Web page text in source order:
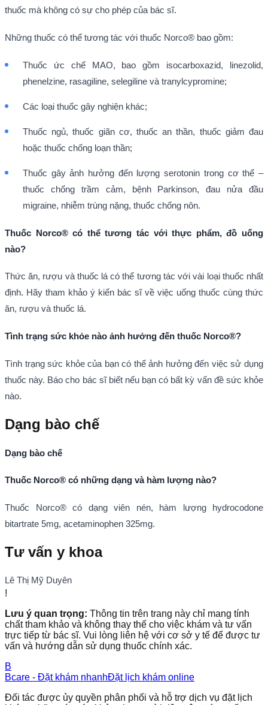
thuốc mà không có sự cho phép của bác sĩ.
Những thuốc có thể tương tác với thuốc Norco® bao gồm:
Thuốc ức chế MAO, bao gồm isocarboxazid, linezolid,
phenelzine, rasagiline, selegiline và tranylcypromine;
Các loại thuốc gây nghiện khác;
Thuốc ngủ, thuốc giãn cơ, thuốc an thần, thuốc giảm đau
hoặc thuốc chống loạn thần;
Thuốc gây ảnh hưởng đến lượng serotonin trong cơ thể –
thuốc chống trầm cảm, bệnh Parkinson, đau nửa đầu
migraine, nhiễm trùng nặng, thuốc chống nôn.
Thuốc Norco® có thể tương tác với thực phẩm, đồ uống
nào?
Thức ăn, rượu và thuốc lá có thể tương tác với vài loại thuốc nhất
định. Hãy tham khảo ý kiến bác sĩ về việc uống thuốc cùng thức
ăn, rượu và thuốc lá.
Tình trạng sức khỏe nào ảnh hưởng đến thuốc Norco®?
Tình trạng sức khỏe của bạn có thể ảnh hưởng đến việc sử dụng
thuốc này. Báo cho bác sĩ biết nếu bạn có bất kỳ vấn đề sức khỏe
nào.
Dạng bào chế
Dạng bào chế
Thuốc Norco® có những dạng và hàm lượng nào?
Thuốc Norco® có dạng viên nén, hàm lượng hydrocodone
bitartrate 5mg, acetaminophen 325mg.
Tư vấn y khoa
Lê Thị Mỹ Duyên
!
Lưu ý quan trọng: Thông tin trên trang này chỉ mang tính
chất tham khảo và không thay thế cho việc khám và tư vấn
trực tiếp từ bác sĩ. Vui lòng liên hệ với cơ sở y tế để được tư
vấn và hướng dẫn sử dụng thuốc chính xác.
B
Bcare - Đặt khám nhanhĐặt lịch khám online
Đối tác được ủy quyền phân phối và hỗ trợ dịch vụ đặt lịch